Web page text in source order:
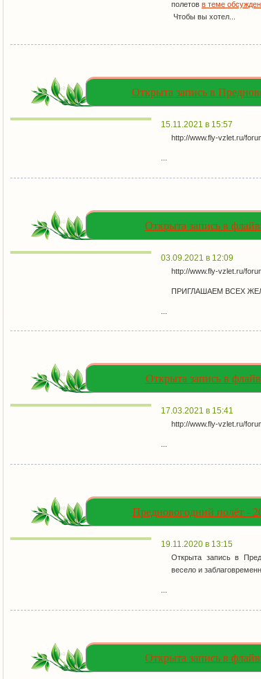
полетов в теме
Чтобы вы хотел...
Открыта запись в
15.11.2021 в 15:57
http://www.fly-vzlet.ru/
Открыта запись в
03.09.2021 в 12:09
http://www.fly-vzlet.ru/
ПРИГЛАШАЕМ ВСЕХ
Открыта запись в
17.03.2021 в 15:41
http://www.fly-vzlet.ru/
Предновогодний полёт -
19.11.2020 в 13:15
Открыта запись в
весело и
Открыта запись в